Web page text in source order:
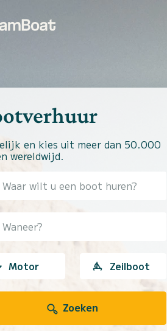
en kies uit meer dan 50.000
wereldwijd.
Waneer?
Motor Zeilboot
Zoeken